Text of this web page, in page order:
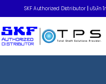
SKF Authorized Distributor บริษัท
Home » ลูกปืนเ